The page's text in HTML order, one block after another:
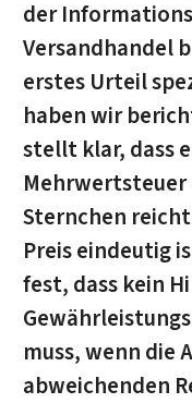
der
Versandhandel
erstes Urteil
haben wir
stellt klar, dass
Mehrwertsteuer
Sternchen
Preis eindeutig
fest, dass kein
muss, wenn die
abweichenden